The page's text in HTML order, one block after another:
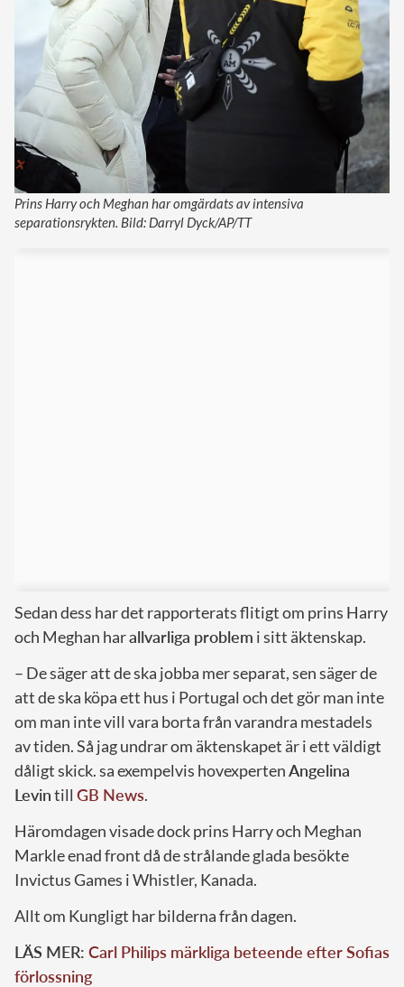
Prins Harry och Meghan har omgärdats av intensiva
separationsrykten. Bild: Darryl Dyck/AP/TT
Sedan dess har det rapporterats flitigt om prins Harry
och Meghan harallvarliga problem i sitt äktenskap.
– De säger att de ska jobba mer separat, sen säger de
att de ska köpa ett hus i Portugal och det gör man inte
om man inte vill vara borta från varandra mestadels
av tiden. Så jag undrar om äktenskapet är i ett väldigt
dåligt skick. sa exempelvis hovexpertenAngelina
Levintill GB News.
Häromdagen visade dock prins Harry och Meghan
Markle enad front då de strålande glada besökte
Invictus Games i Whistler, Kanada.
Allt om Kungligt har bilderna från dagen.
LÄS MER: Carl Philips märkliga beteende efter Sofias
förlossning